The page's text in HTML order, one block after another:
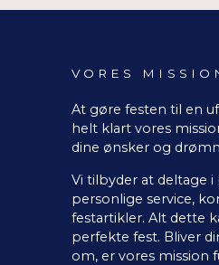
VORES
At gøre festen til en
helt klart vores
dine ønsker og
Vi tilbyder at deltage
personlige service,
festartikler. Alt dette
perfekte fest. Bliver
om, er vores mission